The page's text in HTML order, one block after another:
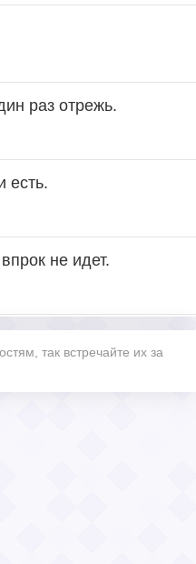
раз отрежь.
есть.
не идет.
так встречайте их за